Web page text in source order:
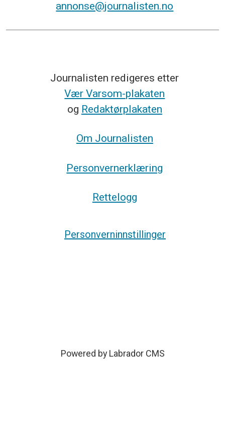
annonse@journalisten.no
Journalisten redigeres etter
Vær Varsom-plakaten
og Redaktørplakaten
Om Journalisten
Personvernerklæring
Rettelogg
Personverninnstillinger
Powered by Labrador CMS